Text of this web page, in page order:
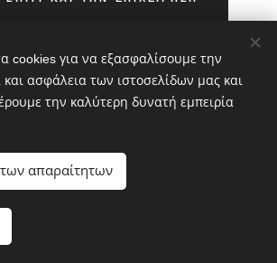
από τη
cookies για να εξασφαλίσουμε την
ασφάλεια των ιστοσελίδων μας και
την καλύτερη δυνατή εμπειρία
απαραίτητων